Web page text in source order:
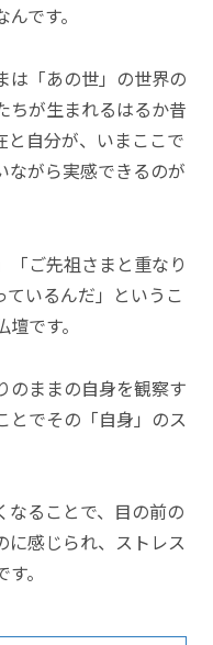
です。
は「あの世」の世界の
ちが生まれるはるか昔
と自分が、いまここで
ながら実感できるのが
「ご先祖さまと重なり
いるんだ」というこ
です。
のままの自身を観察す
とでその「自身」のス
なることで、目の前の
に感じられ、ストレス
。